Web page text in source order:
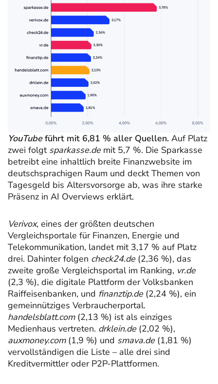
YouTubeführt mit 6,81 % aller Quellen. Auf Platz
zwei folgt sparkasse.demit 5,7 %. Die Sparkasse
betreibt eine inhaltlich breite Finanzwebsite im
deutschsprachigen Raum und deckt Themen von
Tagesgeld bis Altersvorsorge ab, was ihre starke
Präsenz in AI Overviews erklärt.
Verivox, eines der größten deutschen
Vergleichsportale für Finanzen, Energie und
Telekommunikation, landet mit 3,17 % auf Platz
drei. Dahinter folgen check24.de(2,36 %), das
zweite große Vergleichsportal im Ranking, vr.de
(2,3 %), die digitale Plattform der Volksbanken
Raiffeisenbanken, und finanztip.de(2,24 %), ein
gemeinnütziges Verbraucherportal.
handelsblatt.com(2,13 %) ist als einziges
Medienhaus vertreten. drklein.de(2,02 %),
auxmoney.com(1,9 %) und smava.de(1,81 %)
vervollständigen die Liste – alle drei sind
Kreditvermittler oder P2P-Plattformen.